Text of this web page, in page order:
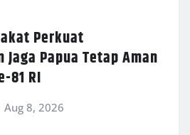
Perkuat
Papua Tetap Aman
81 RI
Aug 8, 2026